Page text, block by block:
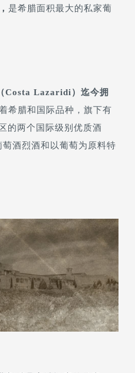
是希腊面积最大的私家葡
Costa Lazaridi）迄今拥
希腊和国际品种，旗下有
的两个国际级别优质酒
酒烈酒和以葡萄为原料特